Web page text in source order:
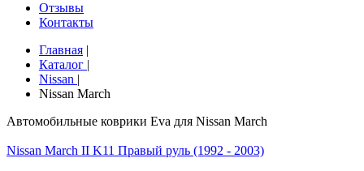
Отзывы
Контакты
Главная |
Каталог |
Nissan |
Nissan March
Автомобильные коврики Eva для Nissan March
Nissan March II K11 Правый руль (1992 - 2003)